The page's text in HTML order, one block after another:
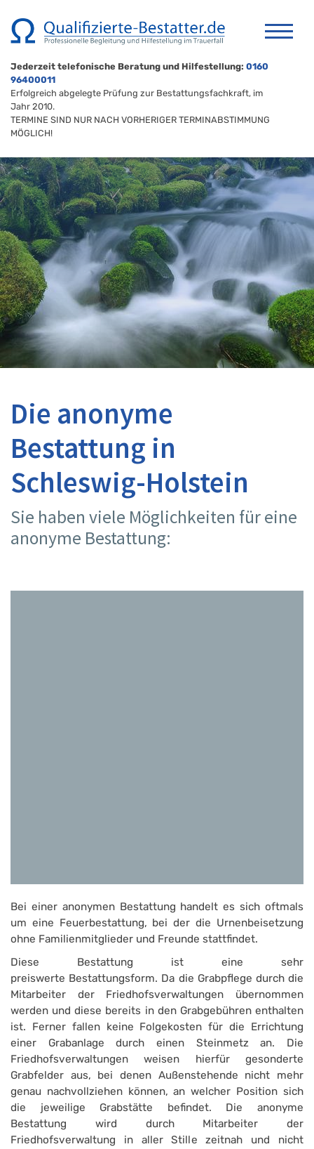
Jederzeit telefonische Beratung und Hilfestellung: 0160
96400011
Erfolgreich abgelegte Prüfung zur Bestattungsfachkraft, im
Jahr 2010.
TERMINE SIND NUR NACH VORHERIGER TERMINABSTIMMUNG
MÖGLICH!
Die anonyme
Bestattung in
Schleswig-Holstein
Sie haben viele Möglichkeiten für eine
anonyme Bestattung:
Bei einer anonymen Bestattung handelt es sich oftmals
um eine Feuerbestattung, bei der die Urnenbeisetzung
ohne Familienmitglieder und Freunde stattfindet.
Diese Bestattung ist eine sehr
preiswerte Bestattungsform. Da die Grabpflege durch die
Mitarbeiter der Friedhofsverwaltungen übernommen
werden und diese bereits in den Grabgebühren enthalten
ist. Ferner fallen keine Folgekosten für die Errichtung
einer Grabanlage durch einen Steinmetz an. Die
Friedhofsverwaltungen weisen hierfür gesonderte
Grabfelder aus, bei denen Außenstehende nicht mehr
genau nachvollziehen können, an welcher Position sich
die jeweilige Grabstätte befindet. Die anonyme
Bestattung wird durch Mitarbeiter der
Friedhofsverwaltung in aller Stille zeitnah und nicht